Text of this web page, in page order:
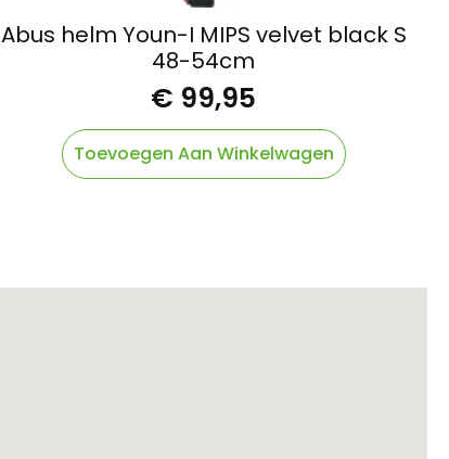
Abus helm Youn-I MIPS velvet black S
48-54cm
€ 99,95
Toevoegen Aan Winkelwagen